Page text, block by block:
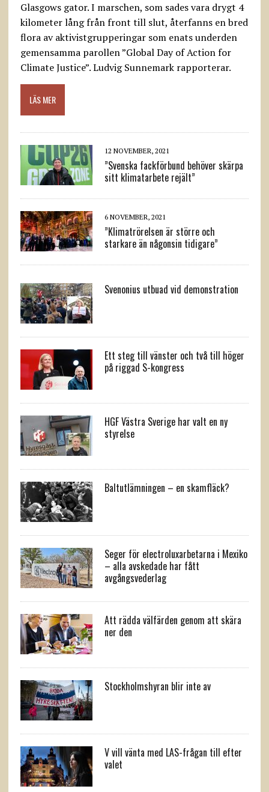
Glasgows gator. I marschen, som sades vara drygt 4
kilometer lång från front till slut, återfanns en bred
flora av aktivistgrupperingar som enats underden
gemensamma parollen ”Global Day of Action for
Climate Justice”. Ludvig Sunnemark rapporterar.
LÄS MER
12 NOVEMBER, 2021
”Svenska fackförbund behöver skärpa
sitt klimatarbete rejält”
6 NOVEMBER, 2021
”Klimatrörelsen är större och
starkare än någonsin tidigare”
Svenonius utbuad vid demonstration
Ett steg till vänster och två till höger
på riggad S-kongress
HGF Västra Sverige har valt en ny
styrelse
Baltutlämningen – en skamfläck?
Seger för electroluxarbetarna i Mexiko
– alla avskedade har fått
avgångsvederlag
Att rädda välfärden genom att skära
ner den
Stockholmshyran blir inte av
V vill vänta med LAS-frågan till efter
valet